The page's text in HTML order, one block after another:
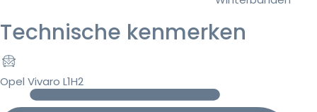
Technische kenmerken
Opel Vivaro L1H2